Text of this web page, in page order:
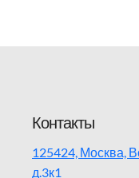
Контакты
125424, Москва,
д.3к1